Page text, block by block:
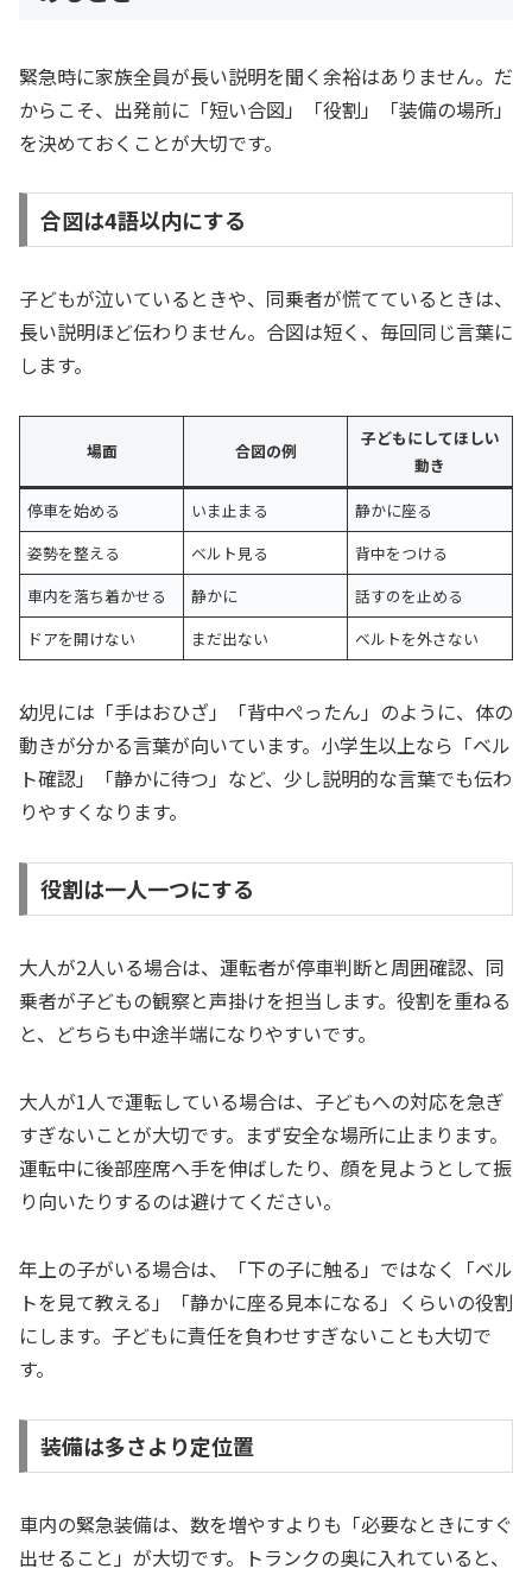
緊急時に家族全員が長い説明を聞く余裕はありません。だ
からこそ、出発前に「短い合図」「役割」「装備の場所」
を決めておくことが大切です。
合図は4語以内にする
子どもが泣いているときや、同乗者が慌てているときは、
長い説明ほど伝わりません。合図は短く、毎回同じ言葉に
します。
場面 合図の例
子どもにしてほしい
動き
停車を始める
いま止まる
静かに座る
姿勢を整える
ベルト見る
背中をつける
車内を落ち着かせる
静かに
話すのを止める
ドアを開けない
まだ出ない ベルトを外さない
幼児には「手はおひざ」「背中ぺったん」のように、体の
動きが分かる言葉が向いています。小学生以上なら「ベル
ト確認」「静かに待つ」など、少し説明的な言葉でも伝わ
りやすくなります。
役割は一人一つにする
大人が2人いる場合は、運転者が停車判断と周囲確認、同
乗者が子どもの観察と声掛けを担当します。役割を重ねる
と、どちらも中途半端になりやすいです。
大人が1人で運転している場合は、子どもへの対応を急ぎ
すぎないことが大切です。まず安全な場所に止まります。
運転中に後部座席へ手を伸ばしたり、顔を見ようとして振
り向いたりするのは避けてください。
年上の子がいる場合は、「下の子に触る」ではなく「ベル
トを見て教える」「静かに座る見本になる」くらいの役割
にします。子どもに責任を負わせすぎないことも大切で
す。
装備は多さより定位置
車内の緊急装備は、数を増やすよりも「必要なときにすぐ
出せること」が大切です。トランクの奥に入れていると、